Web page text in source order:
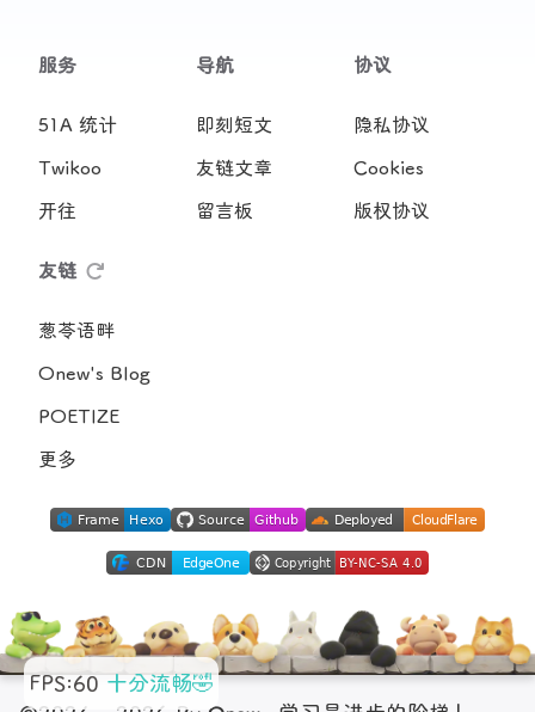
服务
51A 统计
Twikoo
开往
导航
即刻短文
友链文章
留言板
协议
隐私协议
Cookies
版权协议
友链
葱苓语畔
Onew's Blog
POETIZE
更多
FPS:54十分流畅🤣